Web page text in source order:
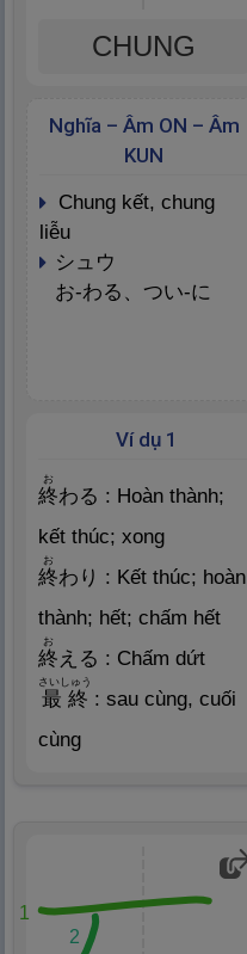
CHUNG
Nghĩa – Âm ON – Âm
KUN
chung kết, chung
liễu
シュウ
お-わる、つい-に
Ví dụ 1
終
お
わる : Hoàn thành;
kết thúc; xong
終
お
わり : Kết thúc; hoàn
thành; hết; chấm hết
終
お
える : Chấm dứt
最終
さいしゅう
: sau cùng, cuối
cùng
1
2